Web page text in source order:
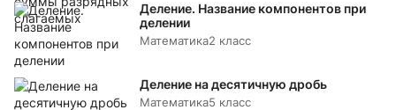
Деление. Название компонентов при
делении
Математика2 класс
Деление на десятичную дробь
Математика5 класс